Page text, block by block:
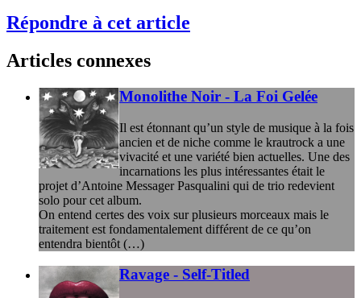
Répondre à cet article
Articles connexes
Monolithe Noir - La Foi Gelée
Il est étonnant qu’un style de musique à la fois
ancien et de niche comme le krautrock a une
vivacité et une variété bien actuelles. Une des
incarnations les plus intéressantes était le
projet d’Antoine Messager Pasqualini qui de trio redevient
solo pour cet album.
On entend certes des voix sur plusieurs morceaux mais le
traitement est fondamentalement différent de ce qu’on
entendra bientôt (…)
Ravage - Self-Titled